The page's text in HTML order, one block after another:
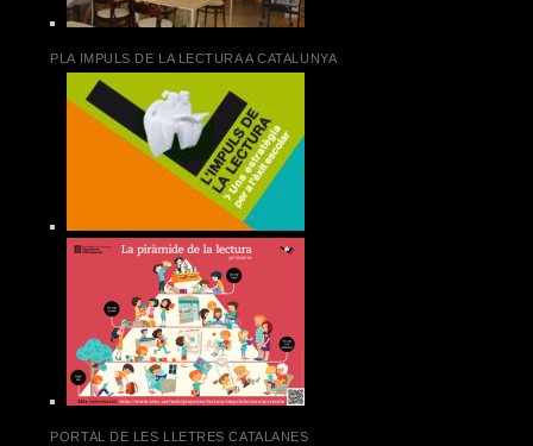
PLA IMPULS DE LA LECTURA A CATALUNYA
PORTAL DE LES LLETRES CATALANES